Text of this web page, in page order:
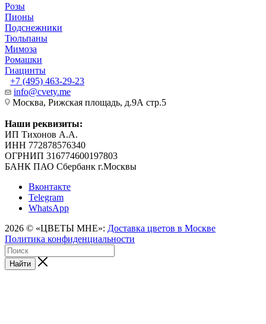
Розы
Пионы
Подснежники
Тюльпаны
Мимоза
Ромашки
Гиацинты
+7 (495) 463-29-23
info@cvety.me
Москва, Рижская площадь, д.9А стр.5
Наши реквизиты:
ИП Тихонов А.А.
ИНН 772878576340
ОГРНИП 316774600197803
БАНК ПАО Сбербанк г.Москвы
Вконтакте
Telegram
WhatsApp
2026 © «ЦВЕТЫ МНЕ»: Доставка цветов в Москве
Политика конфиденциальности
Найти